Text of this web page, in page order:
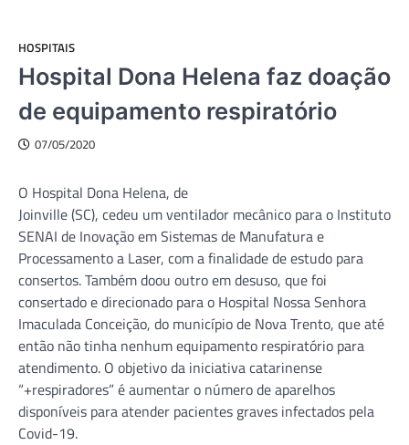
HOSPITAIS
Hospital Dona Helena faz doação
de equipamento respiratório
07/05/2020
O Hospital Dona Helena, de
Joinville (SC), cedeu um ventilador mecânico para o Instituto
SENAI de Inovação em Sistemas de Manufatura e
Processamento a Laser, com a finalidade de estudo para
consertos. Também doou outro em desuso, que foi
consertado e direcionado para o Hospital Nossa Senhora
Imaculada Conceição, do município de Nova Trento, que até
então não tinha nenhum equipamento respiratório para
atendimento. O objetivo da iniciativa catarinense
“+respiradores” é aumentar o número de aparelhos
disponíveis para atender pacientes graves infectados pela
Covid-19.